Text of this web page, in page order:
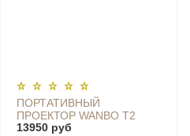
ПОРТАТИВНЫЙ
ПРОЕКТОР WANBO T2
MAX SMART PROJECTOR
13950 руб